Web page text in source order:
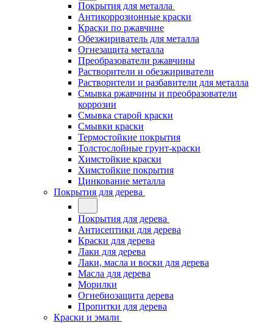
Покрытия для металла
Антикоррозионные краски
Краски по ржавчине
Обезжириватель для металла
Огнезащита металла
Преобразователи ржавчины
Растворители и обезжириватели
Растворители и разбавители для металла
Смывка ржавчины и преобразователи
коррозии
Смывка старой краски
Смывки краски
Термостойкие покрытия
Толстослойные грунт-краски
Химстойкие краски
Химстойкие покрытия
Цинкование металла
Покрытия для дерева
Покрытия для дерева
Антисептики для дерева
Краски для дерева
Лаки для дерева
Лаки, масла и воски для дерева
Масла для дерева
Морилки
Огнебиозащита дерева
Пропитки для дерева
Краски и эмали